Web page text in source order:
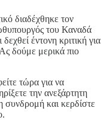
διαδέχθηκε τον
του Καναδά
έντονη κριτική για
δούμε μερικά πιο
τώρα για να
την ανεξάρτητη
και κερδίστε